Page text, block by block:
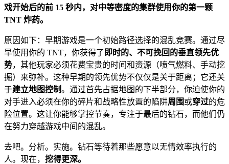
戏开始后的前 15 秒内，对中等密度的集群使用你的第一颗
TNT 炸药。
原因如下：早期游戏是一个初始路径选择的混乱竞赛。通过尽
早使用你的 TNT，你获得了 即时的、不可挽回的垂直领先优
势，其他玩家必须花费宝贵的时间和资源（喷气燃料、手动挖
掘）来弥补。这种早期的领先优势不仅仅是关于距离；它还关
于建立地图控制。通过首先占据地图的下半部分，你迫使你的
对手进入必须在你的碎片和战略性放置的陷阱周围或穿过的危
险位置。这让你能够掌控节奏，专注于最后的钻石，而他们仍
在努力穿越游戏中间的混乱。
去吧。分析。实施。钻石等待着那些愿意以无情效率执行的
人。现在， 挖得更深。